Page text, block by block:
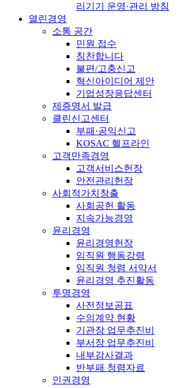
리기기 운영·관리 방침
열린경영
소통 공간
민원 접수
칭찬합니다
불편/고충신고
혁신아이디어 제안
기업성장응답센터
제증명서 발급
클린신고센터
부패·공익신고
KOSAC 헬프라인
고객만족경영
고객서비스헌장
안전관리헌장
사회적가치창출
사회공헌 활동
지속가능경영
윤리경영
윤리경영헌장
임직원 행동강령
임직원 청렴 서약서
윤리경영 추진활동
투명경영
사전정보공표
수의계약 현황
기관장 업무추진비
부서장 업무추진비
내부감사결과
반부패 청렴자료
인권경영